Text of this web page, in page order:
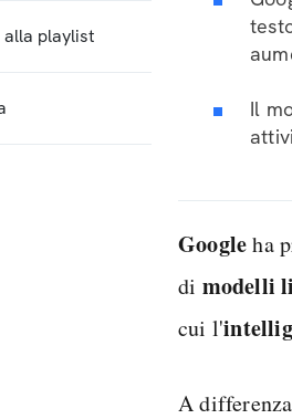
Il
Googleha
di modelli
cui l'
A